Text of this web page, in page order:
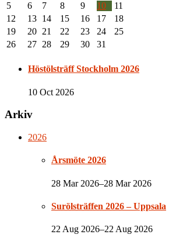
5
6 7 8 9 10
11
12
13 14 15 16 17
18
19
20 21 22 23 24
25
26
27 28 29 30 31
Höstölsträff Stockholm 2026
10 Oct 2026
Arkiv
2026
Årsmöte 2026
28 Mar 2026–28 Mar 2026
Surölsträffen 2026 – Uppsala
22 Aug 2026–22 Aug 2026